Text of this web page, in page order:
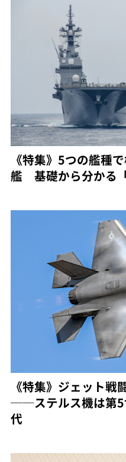
《特集》5つの艦種
艦 基礎から分かる
《特集》ジェット戦
──ステルス機は第5
代